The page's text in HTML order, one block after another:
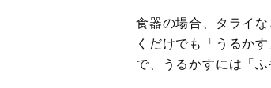
食器の場合、タライ
くだけでも「うるか
で、うるかすには「